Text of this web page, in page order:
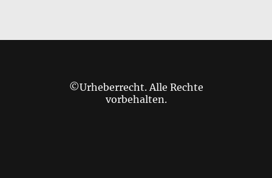
©Urheberrecht. Alle Rechte
vorbehalten.